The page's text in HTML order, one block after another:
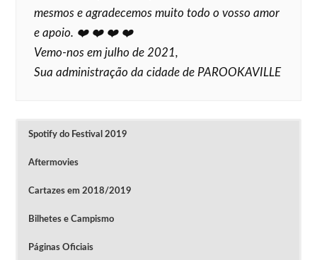
mesmos e agradecemos muito todo o vosso amor
e apoio. ❤️ ❤️ ❤️ ❤️
Vemo-nos em julho de 2021,
Sua administração da cidade de PAROOKAVILLE
Spotify do Festival 2019
Aftermovies
Cartazes em 2018/2019
Bilhetes e Campismo
Páginas Oficiais